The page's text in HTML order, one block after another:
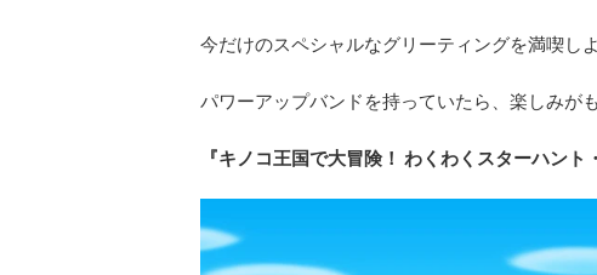
今だけのスペシャルなグリーティングを満喫し
パワーアップバンドを持っていたら、楽しみが
『キノコ王国で大冒険！ わくわくスターハント